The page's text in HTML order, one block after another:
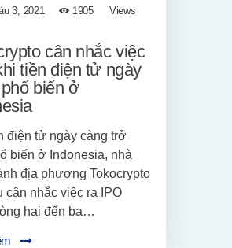
3, 2021 1905
Views
cân nhắc việc
tiền điện tử ngày
biến ở
điện tử ngày càng trở
biến ở Indonesia, nhà
địa phương Tokocrypto
cân nhắc việc ra IPO
hai đến ba…